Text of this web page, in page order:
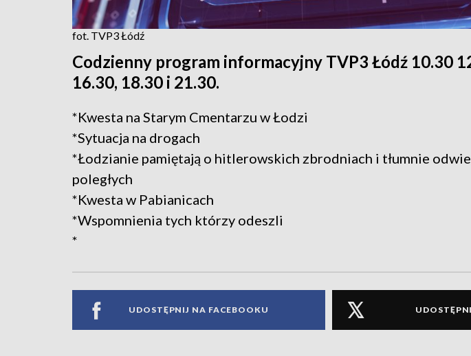
fot. TVP3 Łódź
Codzienny program informacyjny TVP3 Łódź 10.30
16.30, 18.30 i 21.30.
*Kwesta na Starym Cmentarzu w Łodzi
*Sytuacja na drogach
*Łodzianie pamiętają o hitlerowskich zbrodniach i tłumnie
poległych
*Kwesta w Pabianicach
*Wspomnienia tych którzy odeszli
*
UDOSTĘPNIJ NA FACEBOOKU